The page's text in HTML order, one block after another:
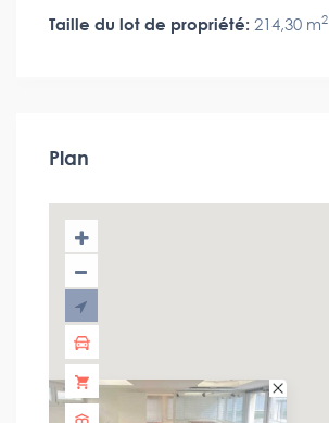
Taille du lot de propriété: 214,30 m2
Plan